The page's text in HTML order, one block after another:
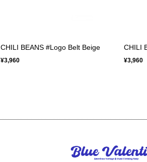
CHILI BEANS #Logo Belt Beige
¥3,960
CHILI
¥3,960